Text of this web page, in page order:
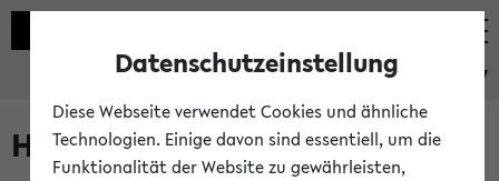
eKVV
Hilfe & Kontakt
Datenschutzeinstellung
Diese Webseite verwendet Cookies und ähnliche
Technologien. Einige davon sind essentiell, um die
Funktionalität der Website zu gewährleisten,